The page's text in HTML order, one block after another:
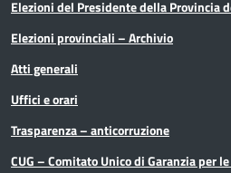
Elezioni del Presidente della Provincia
Elezioni provinciali – Archivio
Atti generali
Uffici e orari
Trasparenza – anticorruzione
CUG – Comitato Unico di Garanzia per